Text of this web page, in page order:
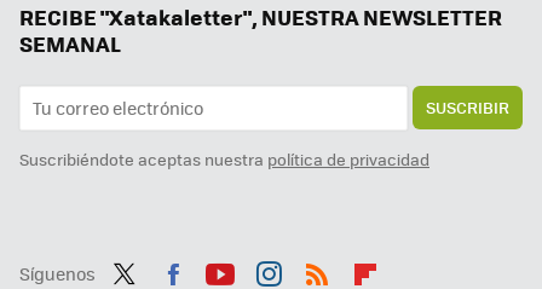
RECIBE "Xatakaletter", NUESTRA NEWSLETTER
SEMANAL
SUSCRIBIR
Suscribiéndote aceptas nuestra política de privacidad
Síguenos